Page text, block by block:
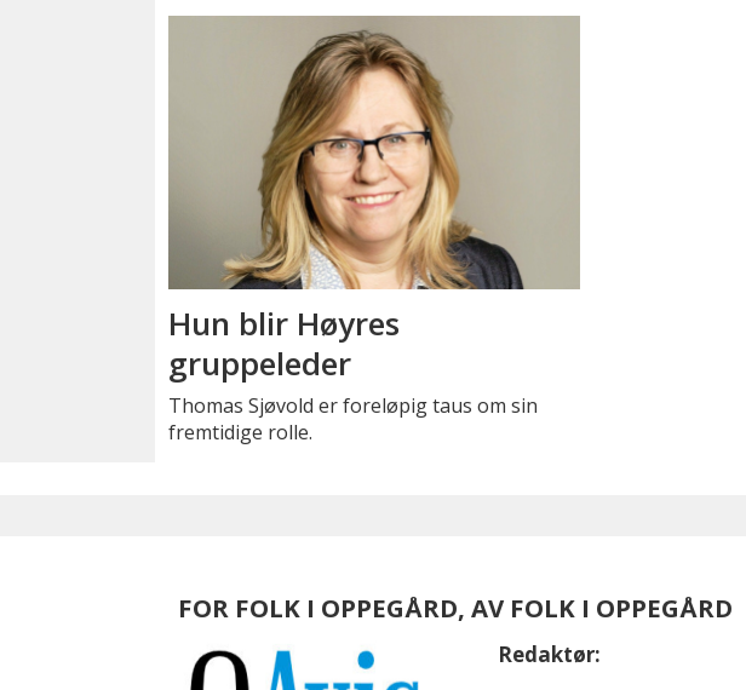
Hun blir Høyres
gruppeleder
Thomas Sjøvold er foreløpig taus om sin
fremtidige rolle.
FOR FOLK I OPPEGÅRD, AV FOLK I OPPEGÅRD
Redaktør: